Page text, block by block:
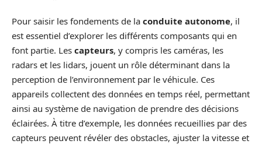
Pour saisir les fondements de la conduite autonome, il
est essentiel d’explorer les différents composants qui en
font partie. Les capteurs, y compris les caméras, les
radars et les lidars, jouent un rôle déterminant dans la
perception de l’environnement par le véhicule. Ces
appareils collectent des données en temps réel, permettant
ainsi au système de navigation de prendre des décisions
éclairées. À titre d’exemple, les données recueillies par des
capteurs peuvent révéler des obstacles, ajuster la vitesse et